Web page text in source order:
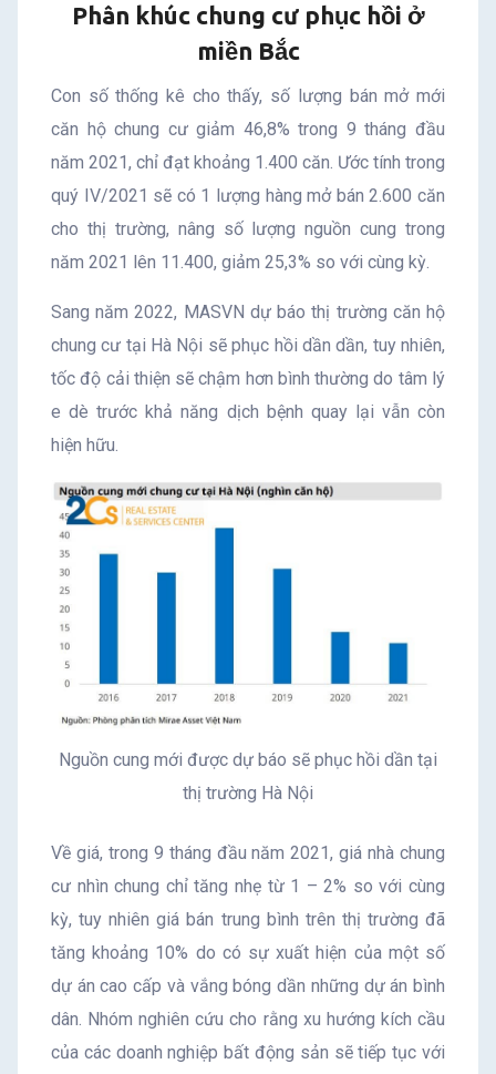
Phân khúc chung cư phục hồi ở
miền Bắc
Con số thống kê cho thấy, số lượng bán mở mới
căn hộ chung cư giảm 46,8% trong 9 tháng đầu
năm 2021, chỉ đạt khoảng 1.400 căn. Ước tính trong
quý IV/2021 sẽ có 1 lượng hàng mở bán 2.600 căn
cho thị trường, nâng số lượng nguồn cung trong
năm 2021 lên 11.400, giảm 25,3% so với cùng kỳ.
Sang năm 2022, MASVN dự báo thị trường căn hộ
chung cư tại Hà Nội sẽ phục hồi dần dần, tuy nhiên,
tốc độ cải thiện sẽ chậm hơn bình thường do tâm lý
e dè trước khả năng dịch bệnh quay lại vẫn còn
hiện hữu.
Nguồn cung mới được dự báo sẽ phục hồi dần tại
thị trường Hà Nội
Về giá, trong 9 tháng đầu năm 2021, giá nhà chung
cư nhìn chung chỉ tăng nhẹ từ 1 – 2% so với cùng
kỳ, tuy nhiên giá bán trung bình trên thị trường đã
tăng khoảng 10% do có sự xuất hiện của một số
dự án cao cấp và vắng bóng dần những dự án bình
dân. Nhóm nghiên cứu cho rằng xu hướng kích cầu
của các doanh nghiệp bất động sản sẽ tiếp tục với